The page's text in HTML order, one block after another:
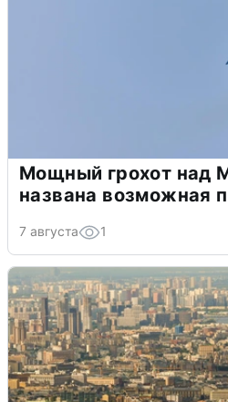
Мощный грохот над
названа возможная
7 августа 1